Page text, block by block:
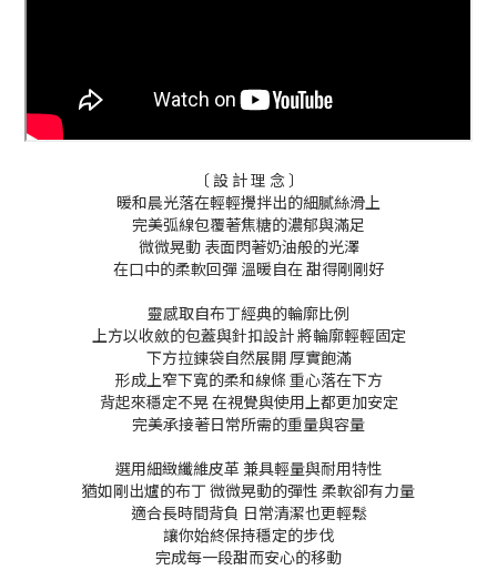
〔 設 計 理 念 〕
暖和晨光落在輕輕攪拌出的細膩絲滑上
完美弧線包覆著焦糖的濃郁與滿足
微微晃動 表面閃著奶油般的光澤
在口中的柔軟回彈 溫暖自在 甜得剛剛好
靈感取自布丁經典的輪廓比例
上方以收斂的包蓋與針扣設計 將輪廓輕輕固定
下方拉鍊袋自然展開 厚實飽滿
形成上窄下寬的柔和線條 重心落在下方
背起來穩定不晃 在視覺與使用上都更加安定
完美承接著日常所需的重量與容量
選用細緻纖維皮革 兼具輕量與耐用特性
猶如剛出爐的布丁 微微晃動的彈性 柔軟卻有力量
適合長時間背負 日常清潔也更輕鬆
讓你始終保持穩定的步伐
完成每一段甜而安心的移動